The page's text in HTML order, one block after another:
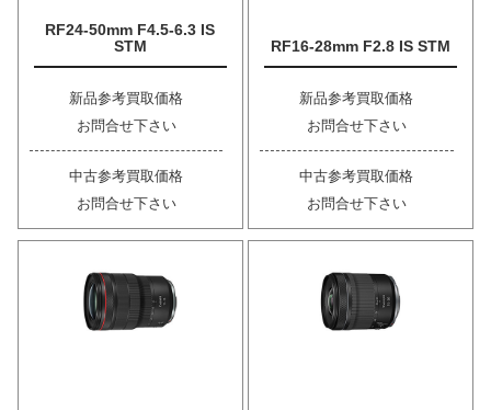
RF24-50mm F4.5-6.3 IS
STM
新品参考買取価格
お問合せ下さい
中古参考買取価格
お問合せ下さい
RF16-28mm F2.8 IS STM
新品参考買取価格
お問合せ下さい
中古参考買取価格
お問合せ下さい